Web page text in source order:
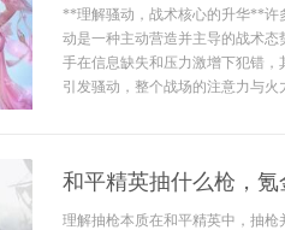
**理解骚动，战术核心的升华**许
动是一种主动营造并主导的战术
手在信息缺失和压力激增下犯错
引发骚动，整个战场的注意力与火
和平精英抽什么枪，
理解抽枪本质在和平精英中，抽